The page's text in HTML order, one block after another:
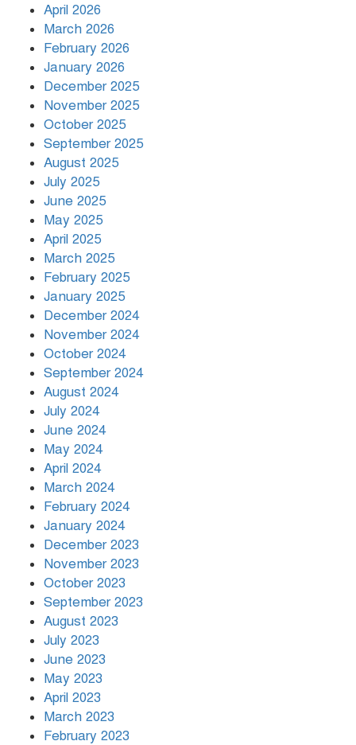
বৃষ্টি থামার নাম নেই, পথে পথে
April 2026
March 2026
February 2026
January 2026
December 2025
November 2025
October 2025
September 2025
August 2025
July 2025
June 2025
May 2025
April 2025
March 2025
February 2025
January 2025
December 2024
November 2024
October 2024
September 2024
August 2024
July 2024
June 2024
May 2024
April 2024
March 2024
February 2024
January 2024
December 2023
November 2023
October 2023
September 2023
August 2023
July 2023
June 2023
May 2023
April 2023
March 2023
February 2023